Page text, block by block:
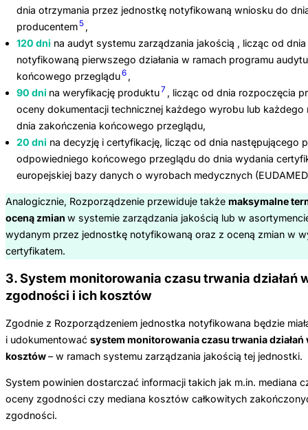
dnia otrzymania przez jednostkę notyfikowaną wniosku do
producentem5 ,
120 dni na audyt systemu zarządzania jakością , licząc od
notyfikowaną pierwszego działania w ramach programu
końcowego przeglądu6 ,
90 dni na weryfikację produktu7 , licząc od dnia rozpoczęcia
oceny dokumentacji technicznej każdego wyrobu lub
dnia zakończenia końcowego przeglądu,
20 dni na decyzję i certyfikację, licząc od dnia następującego
odpowiedniego końcowego przeglądu do dnia wydania
europejskiej bazy danych o wyrobach medycznych
Analogicznie, Rozporządzenie przewiduje także maksymalne
oceną zmian w systemie zarządzania jakością lub w
wydanym przez jednostkę notyfikowaną oraz z oceną zmian w
certyfikatem.
3. System monitorowania czasu trwania działań
zgodności i ich kosztów
Zgodnie z Rozporządzeniem jednostka notyfikowana będzie
i udokumentować system monitorowania czasu trwania
kosztów– w ramach systemu zarządzania jakością tej jednostki.
System powinien dostarczać informacji takich jak m.in. mediana
oceny zgodności czy mediana kosztów całkowitych
zgodności.